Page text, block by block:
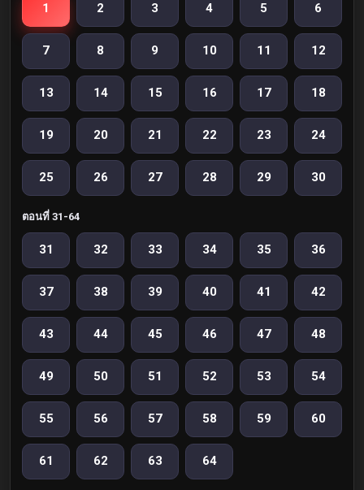
1 2 3 4 5 6
7 8 9 10 11 12
13 14 15 16 17 18
19 20 21 22 23 24
25 26 27 28 29 30
ตอนที่ 31-64
31 32 33 34 35 36
37 38 39 40 41 42
43 44 45 46 47 48
49 50 51 52 53 54
55 56 57 58 59 60
61 62 63 64